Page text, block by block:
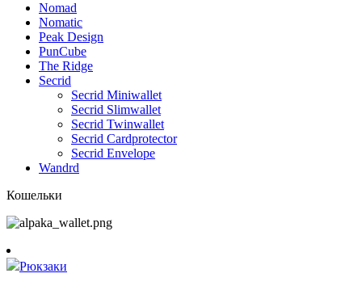
Nomad
Nomatic
Peak Design
PunCube
The Ridge
Secrid
Secrid Miniwallet
Secrid Slimwallet
Secrid Twinwallet
Secrid Cardprotector
Secrid Envelope
Wandrd
Кошельки
Рюкзаки